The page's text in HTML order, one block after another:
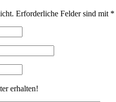
Erforderliche Felder sind mit *
erhalten!